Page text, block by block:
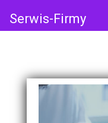
Serwis-Firmy